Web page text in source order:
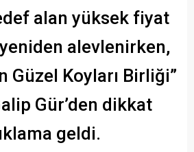
alan yüksek fiyat
alevlenirken,
Güzel Koyları Birliği”
Gür’den dikkat
geldi.